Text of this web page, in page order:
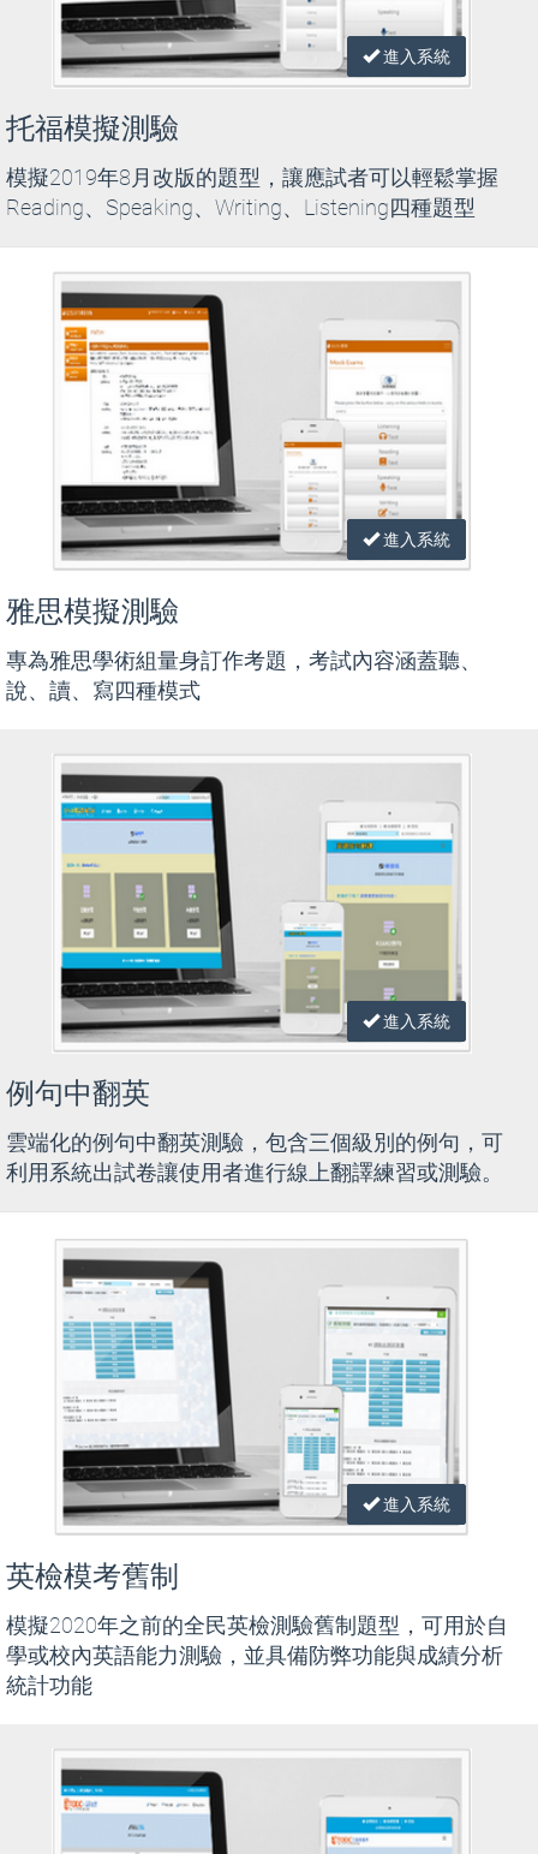
進入系統
托福模擬測驗
模擬2019年8月改版的題型，讓應試者可以輕鬆掌握
Reading、Speaking、Writing、Listening四種題型
進入系統
雅思模擬測驗
專為雅思學術組量身訂作考題，考試內容涵蓋聽、
說、讀、寫四種模式
進入系統
例句中翻英
雲端化的例句中翻英測驗，包含三個級別的例句，可
利用系統出試卷讓使用者進行線上翻譯練習或測驗。
進入系統
英檢模考舊制
模擬2020年之前的全民英檢測驗舊制題型，可用於自
學或校內英語能力測驗，並具備防弊功能與成績分析
統計功能